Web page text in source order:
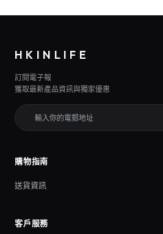
HKINLIFE
訂閱電子報
獲取最新產品資訊與獨家優惠
購物指南
送貨資訊
客戶服務